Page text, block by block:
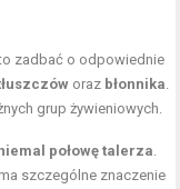
zadbać o odpowiednie
oraz błonnika
grup żywieniowych.
połowę talerza
szczególne znaczenie